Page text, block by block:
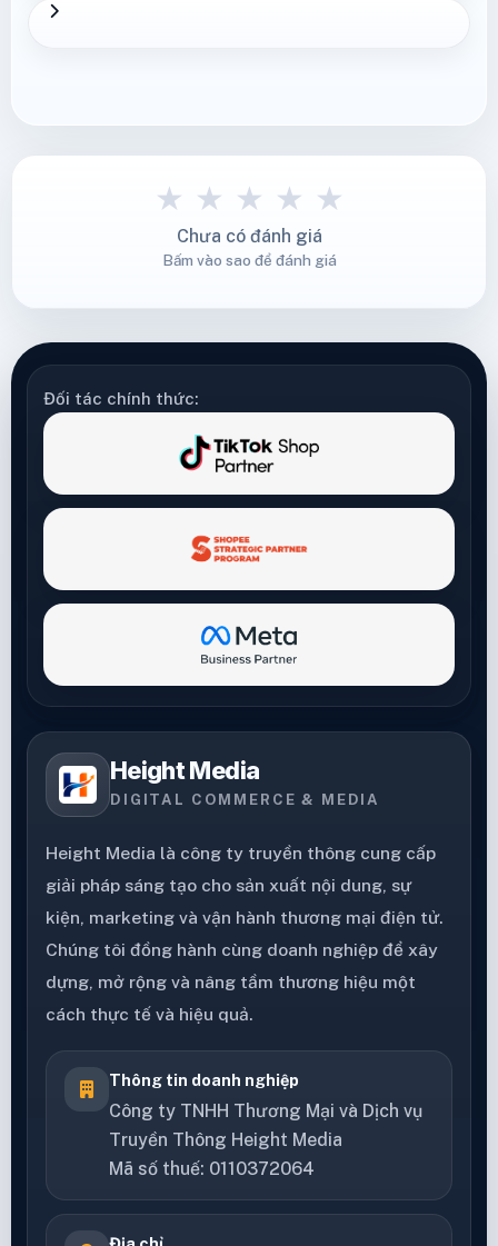
★ ★ ★ ★ ★
Chưa có đánh giá
Bấm vào sao để đánh giá
Đối tác chính thức:
Height Media
DIGITAL COMMERCE & MEDIA
Height Media là công ty truyền thông cung cấp
giải pháp sáng tạo cho sản xuất nội dung, sự
kiện, marketing và vận hành thương mại điện tử.
Chúng tôi đồng hành cùng doanh nghiệp để xây
dựng, mở rộng và nâng tầm thương hiệu một
cách thực tế và hiệu quả.
Thông tin doanh nghiệp
Công ty TNHH Thương Mại và Dịch vụ
Truyền Thông Height Media
Mã số thuế: 0110372064